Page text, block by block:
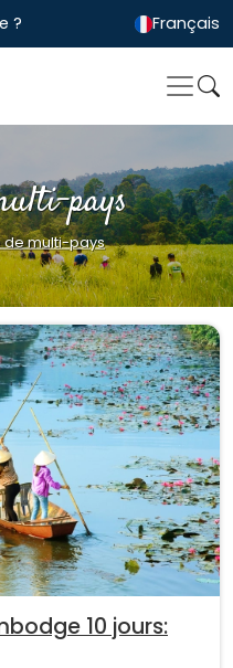
? Français
pays
de multi-pays
10 jours: